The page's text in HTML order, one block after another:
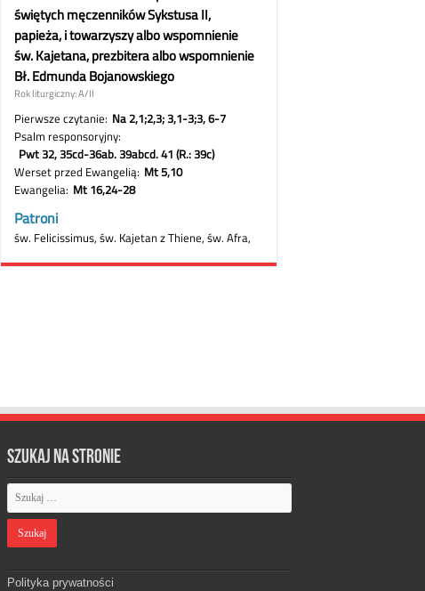
Szukaj na stronie
Polityka prywatności